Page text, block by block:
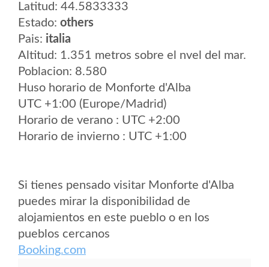
Latitud: 44.5833333
Estado: others
Pais: italia
Altitud: 1.351 metros sobre el nvel del mar.
Poblacion: 8.580
Huso horario de Monforte d'Alba
UTC +1:00 (Europe/Madrid)
Horario de verano : UTC +2:00
Horario de invierno : UTC +1:00
Si tienes pensado visitar Monforte d'Alba
puedes mirar la disponibilidad de
alojamientos en este pueblo o en los
pueblos cercanos
Booking.com